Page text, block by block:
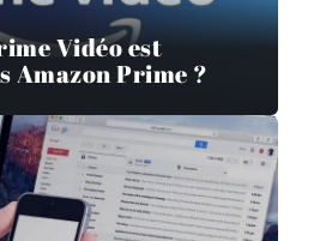
Vidéo est
Amazon Prime ?